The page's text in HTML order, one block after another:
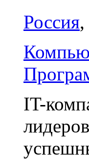
Россия,
IT-